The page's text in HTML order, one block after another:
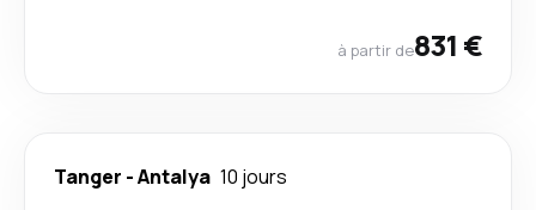
à partir de831 €
Tanger -Antalya 10 jours